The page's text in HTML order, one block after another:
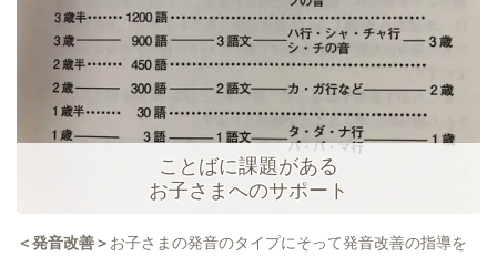
ことばに課題がある
お子さまへのサポート
＜発音改善＞ お子さまの発音のタイプにそって発音改善の指導を